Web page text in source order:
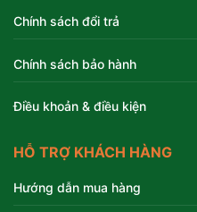
Chính sách đổi trả
Chính sách bảo hành
Điều khoản & điều kiện
HỖ TRỢ KHÁCH HÀNG
Hướng dẫn mua hàng